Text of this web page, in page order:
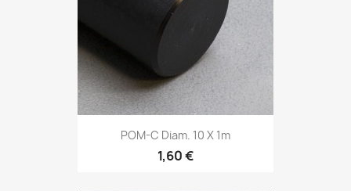
POM-C Diam. 10 X 1m
1,60 €